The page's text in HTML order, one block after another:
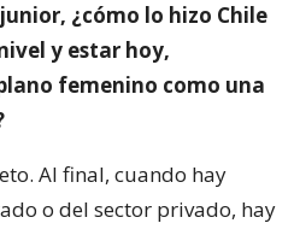
¿cómo lo hizo Chile
y estar hoy,
femenino como una
Al final, cuando hay
o del sector privado, hay